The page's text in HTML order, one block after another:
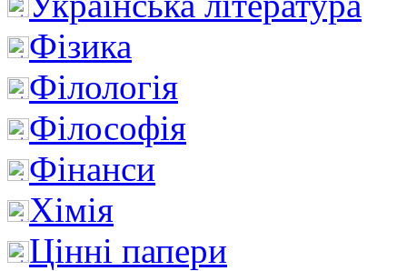
Фізика
Філологія
Філософія
Фінанси
Хімія
Цінні папери